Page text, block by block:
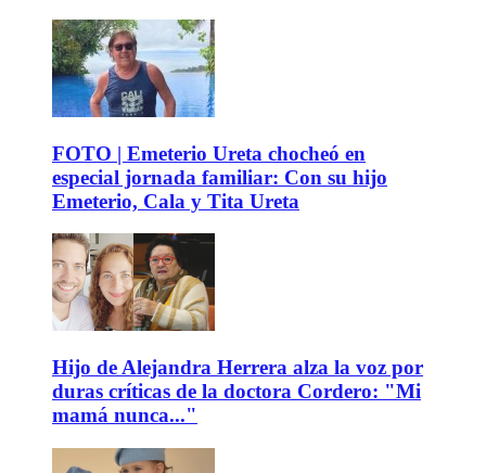
FOTO | Emeterio Ureta chocheó en
especial jornada familiar: Con su hijo
Emeterio, Cala y Tita Ureta
Hijo de Alejandra Herrera alza la voz por
duras críticas de la doctora Cordero: "Mi
mamá nunca..."